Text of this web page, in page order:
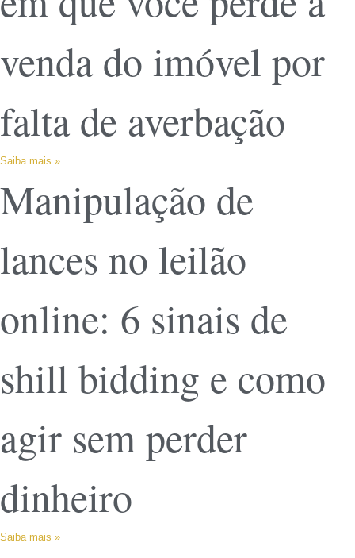
venda do imóvel por
falta de averbação
Saiba mais »
Manipulação de
lances no leilão
online: 6 sinais de
shill bidding e como
agir sem perder
dinheiro
Saiba mais »